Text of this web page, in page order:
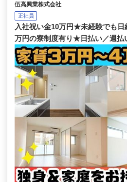
伍高興業株式会社
正社員
入社祝い金10万円★未経験でも日
万円の寮制度有り★日払い／週